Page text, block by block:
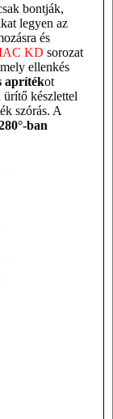
bontják,
legyen az
és
KD sorozat
ellenkés
aprítékot
ürítő készlettel
szórás. A
°-ban